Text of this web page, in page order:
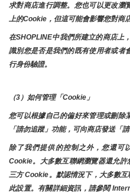
求對商店進行調整。您也可以更改瀏
上的Cookie，但這可能會影響您對商
在SHOPLINE中我們所建立的商店上
識別您是否是我們的既有使用者或者
行身份驗證。
（3）如何管理「Cookie」
您可以根據自己的偏好來管理或刪除
「請勿追蹤」功能，可向商店發送「請
除了我們提供的控制之外，您還可
Cookie。大多數互聯網瀏覽器還允
三方 Cookie。默認情況下，大多數
此設置。有關詳細資訊，請參閱